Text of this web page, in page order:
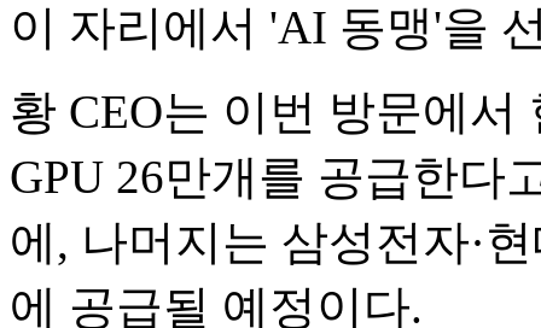
이 자리에서 'AI 동맹'을
황 CEO는 이번 방문에
GPU 26만개를 공급한다
에, 나머지는 삼성전자·
에 공급될 예정이다.